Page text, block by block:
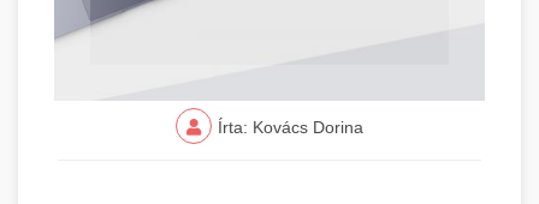
Írta: Kovács Dorina